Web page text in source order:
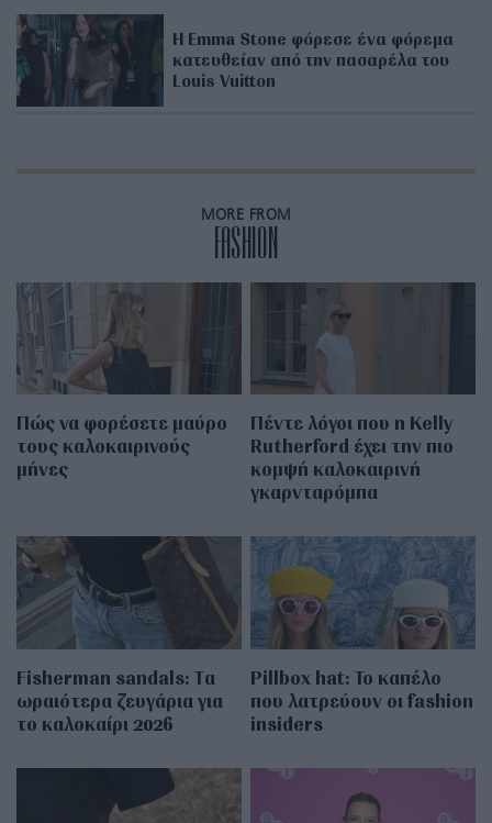
Η Εmma Stone φόρεσε ένα φόρεμα
κατευθείαν από την πασαρέλα τoυ
Louis Vuitton
MORE FROM
FASHION
Πώς να φορέσετε μαύρο
τους καλοκαιρινούς
μήνες
Πέντε λόγοι που η Kelly
Rutherford έχει την πιο
κομψή καλοκαιρινή
γκαρνταρόμπα
Fisherman sandals: Tα
ωραιότερα ζευγάρια για
το καλοκαίρι 2026
Pillbox hat: Το καπέλο
που λατρεύουν οι fashion
insiders